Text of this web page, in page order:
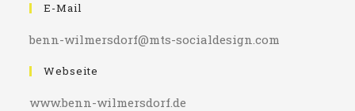
E-Mail
benn-wilmersdorf@mts-socialdesign.com
Webseite
www.benn-wilmersdorf.de